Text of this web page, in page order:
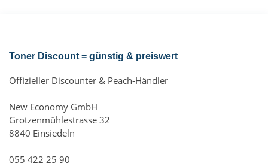
Toner Discount = günstig & preiswert
Offizieller Discounter & Peach-Händler
New Economy GmbH
Grotzenmühlestrasse 32
8840 Einsiedeln
055 422 25 90